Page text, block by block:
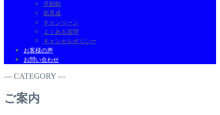
月額制
肌育成
キャンペーン
よくある質問
キャンセルポリシー
お客様の声
お問い合わせ
― CATEGORY ―
ご案内